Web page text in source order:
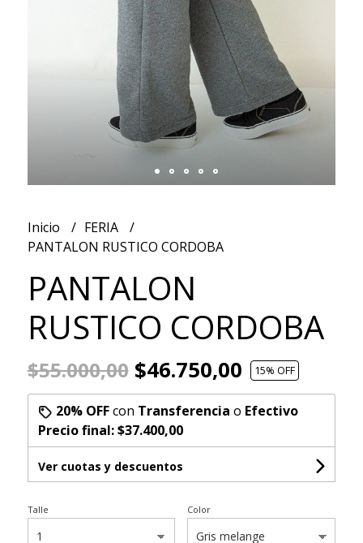
Inicio
FERIA
PANTALON RUSTICO CORDOBA
PANTALON
RUSTICO CORDOBA
$55.000,00$46.750,00 15% OFF
20% OFFcon Transferencia o Efectivo
Precio final:$37.400,00
Ver cuotas y descuentos
Talle Color